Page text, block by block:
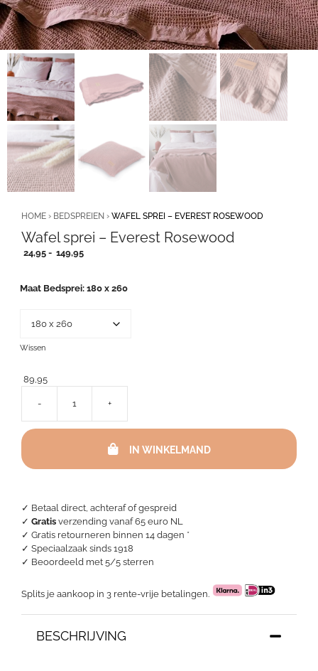
✓ Betaal direct, achteraf of gespreid
✓ Gratis verzending vanaf 65 euro NL
✓ Gratis retourneren binnen 14 dagen *
✓ Speciaalzaak sinds 1918
✓ Beoordeeld met 5/5 sterren
Splits je aankoop in 3 rente-vrije betalingen.
HOME › BEDSPREIEN › WAFEL SPREI – EVEREST ROSEWOOD
Wafel sprei – Everest Rosewood
24,95 - 149,95Prijsklasse:
149,95
BESCHRIJVING
Maat Bedsprei 180 x 260
Wissen
89,95
-
sprei
Everest
+
IN WINKELMAND